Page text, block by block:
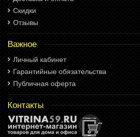
Скидки
Отзывы
Важное
Личный кабинет
Гарантийные обязательства
Публичная оферта
Контакты